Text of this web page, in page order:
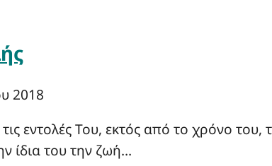
2018
εντολές Του, εκτός από το χρόνο του,
ίδια του την ζωή…